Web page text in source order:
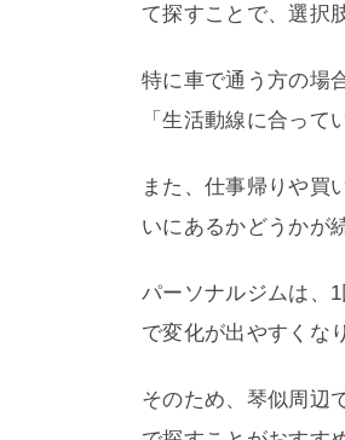
て探すことで、選択
特に車で通う方の場
「生活動線に合って
また、仕事帰りや買
いにあるかどうかが
パーソナルジムは、
で変化が出やすくな
そのため、琴似周辺